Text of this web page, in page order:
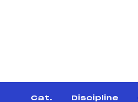
Cat. Discipline